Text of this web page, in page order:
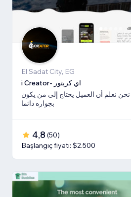
El Sadat City, EG
i Creator- اي كريتور
نعلم أن العميل يحتاج إلى من يكون
بجواره دائما
4,8 (50)
Başlangıç fiyatı: $2.500